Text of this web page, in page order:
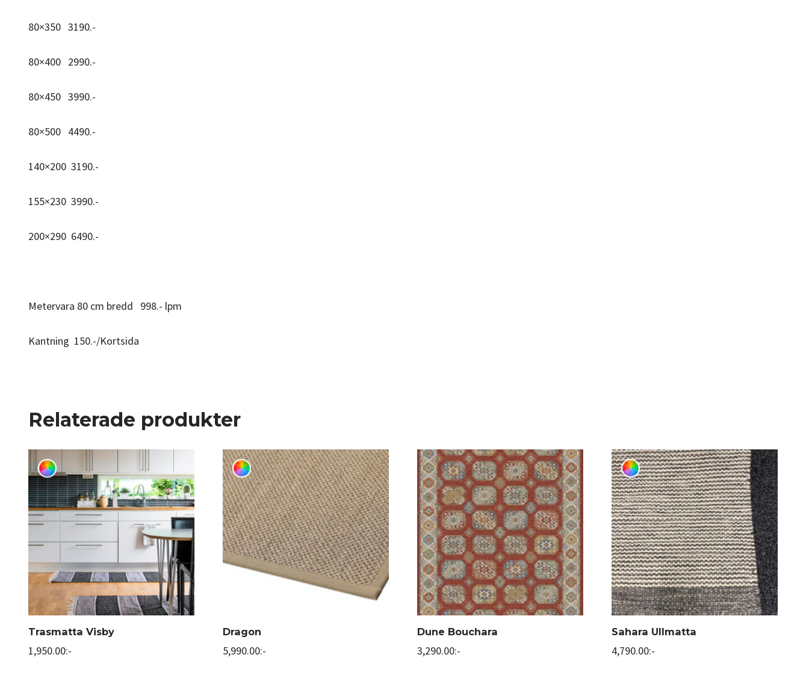
80×350 3190.-
80×400 2990.-
80×450 3990.-
80×500 4490.-
140×200 3190.-
155×230 3990.-
200×290 6490.-
Metervara 80 cm bredd 998.- lpm
Kantning 150.-/Kortsida
Relaterade produkter
Trasmatta Visby
1,950.00:-
Dragon
5,990.00:-
Dune Bouchara
3,290.00:-
Sahara Ullmatta
4,790.00:-